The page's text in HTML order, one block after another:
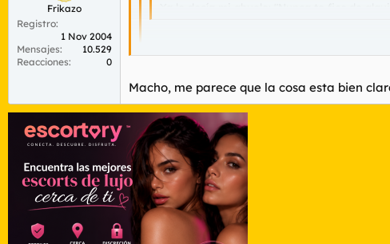
Frikazo
Registro
1 Nov 2004
Mensajes
10.529
Reacciones
0
Ya lo decía mi abuelo: "Nunca te fies de
Ahora mentero que hay un lobby gay.
Vivir para ver.
Macho, me parece que la cosa esta bien